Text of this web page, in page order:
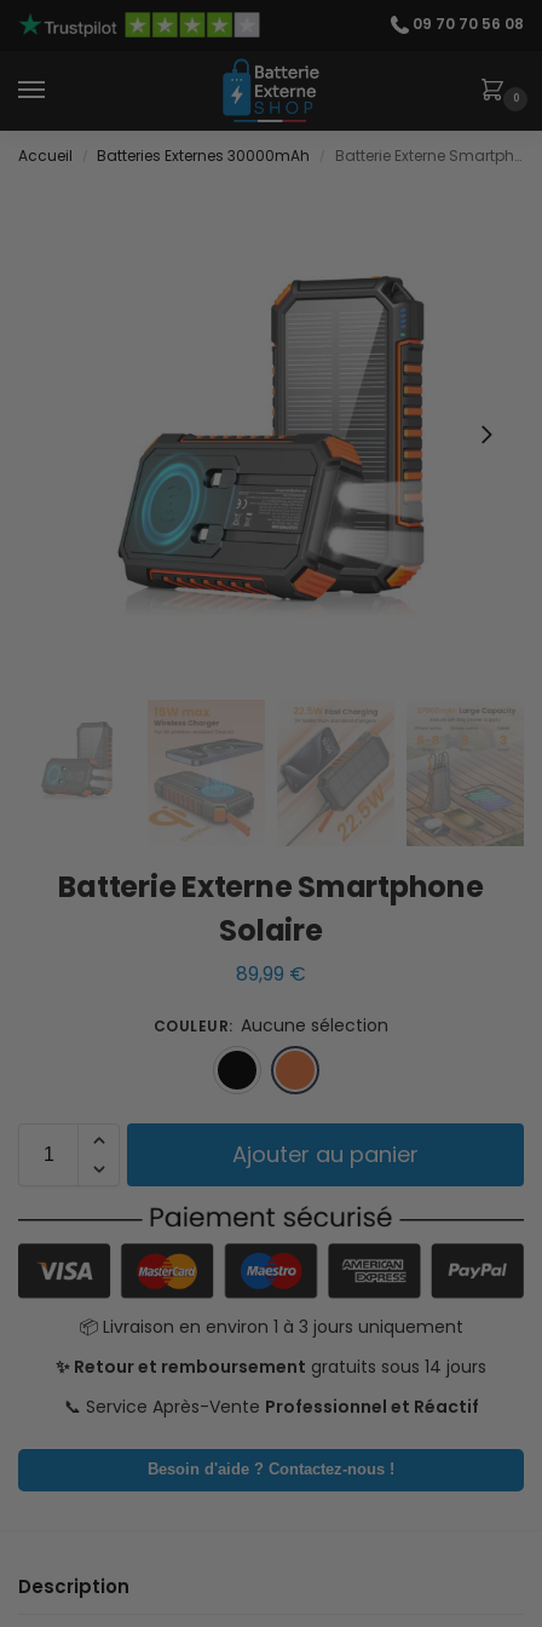
09 70 70 56 08
0
Accueil Batteries Externes 30000mAh Batterie Externe Smartphone Solaire
Batterie Externe Smartphone
Solaire
89,99 €
COULEUR: Aucune sélection
Ajouter au panier
📦 Livraison en environ 1 à 3 jours uniquement
✨ Retour et remboursement gratuits sous 14 jours
📞 Service Après-Vente Professionnel et Réactif
Besoin d'aide ? Contactez-nous !
Description